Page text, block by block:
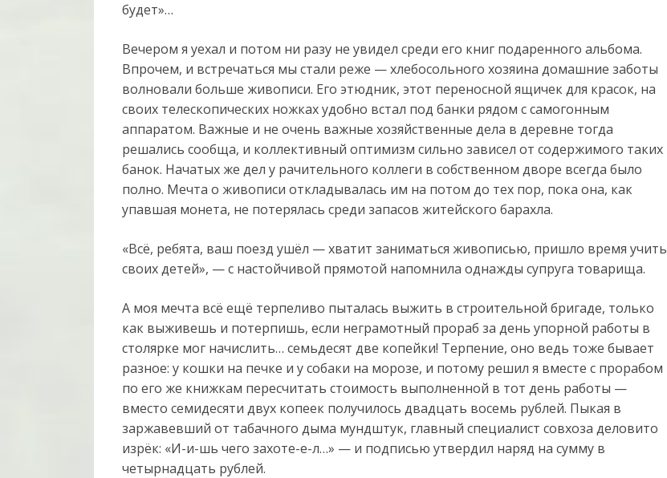
будет»…
Вечером я уехал и потом ни разу не увидел среди его книг подаренного альбома.
Впрочем, и встречаться мы стали реже — хлебосольного хозяина домашние заботы
волновали больше живописи. Его этюдник, этот переносной ящичек для красок, на
своих телескопических ножках удобно встал под банки рядом с самогонным
аппаратом. Важные и не очень важные хозяйственные дела в деревне тогда
решались сообща, и коллективный оптимизм сильно зависел от содержимого таких
банок. Начатых же дел у рачительного коллеги в собственном дворе всегда было
полно. Мечта о живописи откладывалась им на потом до тех пор, пока она, как
упавшая монета, не потерялась среди запасов житейского барахла.
«Всё, ребята, ваш поезд ушёл — хватит заниматься живописью, пришло время учить
своих детей», — с настойчивой прямотой напомнила однажды супруга товарища.
А моя мечта всё ещё терпеливо пыталась выжить в строительной бригаде, только
как выживешь и потерпишь, если неграмотный прораб за день упорной работы в
столярке мог начислить… семьдесят две копейки! Терпение, оно ведь тоже бывает
разное: у кошки на печке и у собаки на морозе, и потому решил я вместе с прорабом
по его же книжкам пересчитать стоимость выполненной в тот день работы —
вместо семидесяти двух копеек получилось двадцать восемь рублей. Пыкая в
заржавевший от табачного дыма мундштук, главный специалист совхоза деловито
изрёк: «И-и-шь чего захоте-е-л…» — и подписью утвердил наряд на сумму в
четырнадцать рублей.